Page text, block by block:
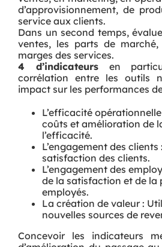
d’approvisionnement, de
service aux clients.
Dans un second temps,
ventes, les parts de
marges des services.
4 d’indicateursen
corrélation entre les outils
impact sur les performances
L’efficacité
coûts et amélioration de
l’efficacité.
L’engagement des
satisfaction des clients.
L’engagement des
de la satisfaction et de la
employés.
La création de valeur :
nouvelles sources de
Concevoir les indicateurs